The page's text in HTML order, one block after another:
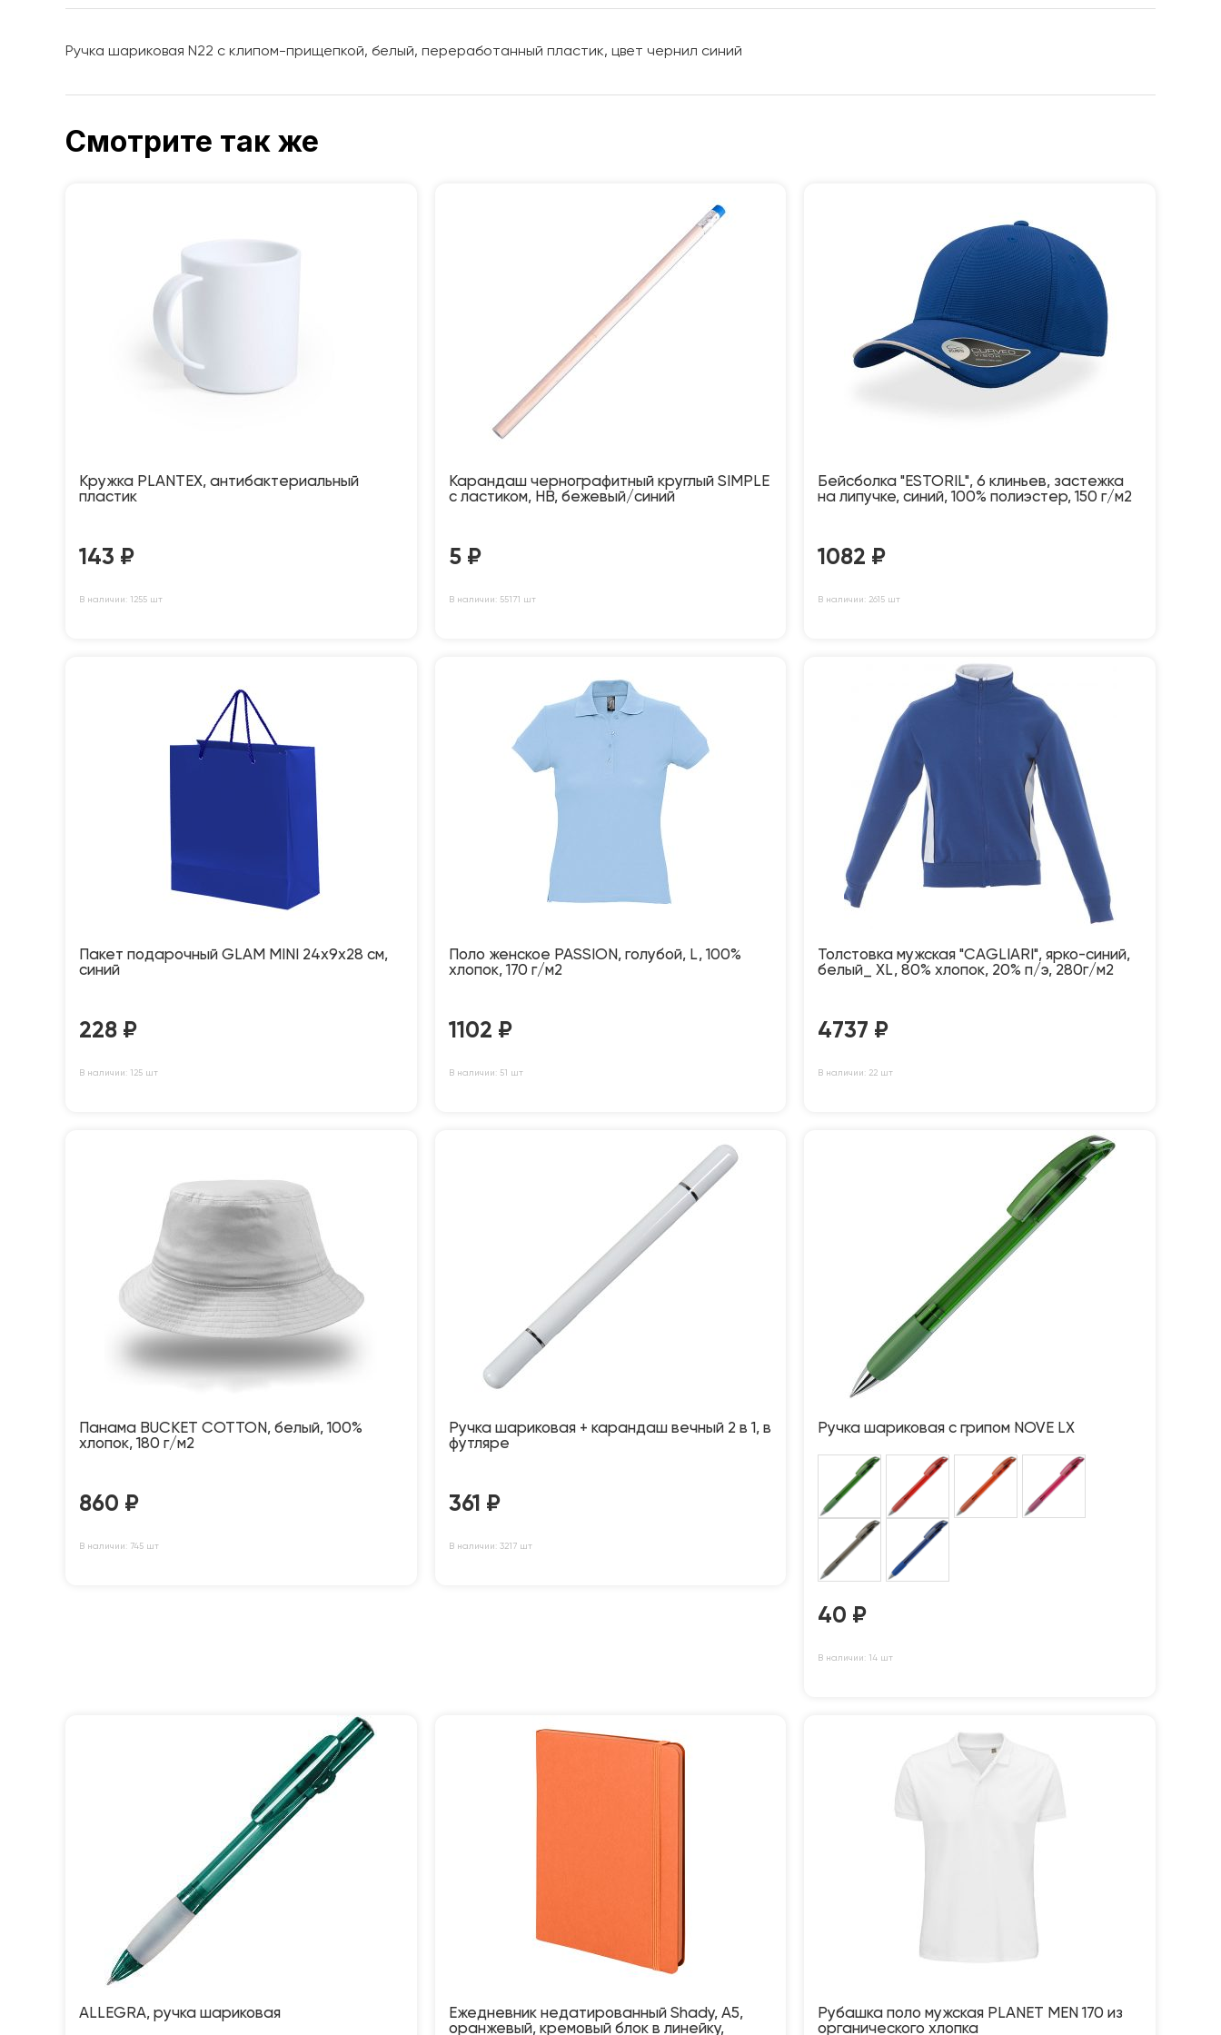
Ручка шариковая N22 с клипом-прищепкой, белый, переработанный пластик, цвет чернил синий
Смотрите так же
Кружка PLANTEX, антибактериальный
пластик
143 ₽
В наличии: 1255 шт
Карандаш чернографитный круглый SIMPLE
с ластиком, HB, бежевый/синий
5 ₽
В наличии: 55171 шт
Бейсболка "ESTORIL", 6 клиньев, застежка
на липучке, синий, 100% полиэстер, 150 г/м2
1082 ₽
В наличии: 2615 шт
Пакет подарочный GLAM MINI 24х9х28 см,
синий
228 ₽
В наличии: 125 шт
Поло женское PASSION, голубой, L, 100%
хлопок, 170 г/м2
1102 ₽
В наличии: 51 шт
Толстовка мужская "CAGLIARI", ярко-синий,
белый_ XL, 80% хлопок, 20% п/э, 280г/м2
4737 ₽
В наличии: 22 шт
Панама BUCKET COTTON, белый, 100%
хлопок, 180 г/м2
860 ₽
В наличии: 745 шт
Ручка шариковая + карандаш вечный 2 в 1, в
футляре
361 ₽
В наличии: 3217 шт
Ручка шариковая с грипом NOVE LX
40 ₽
В наличии: 14 шт
ALLEGRA, ручка шариковая
Ежедневник недатированный Shady, А5,
оранжевый, кремовый блок в линейку,
Рубашка поло мужская PLANET MEN 170 из
органического хлопка